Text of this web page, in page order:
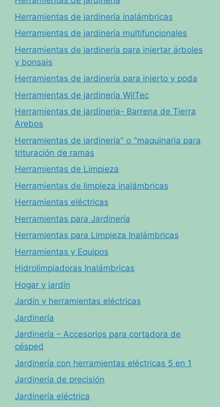
Herramientas de jardinería inalámbricas
Herramientas de jardinería multifuncionales
Herramientas de jardinería para injertar árboles
y bonsais
Herramientas de jardinería para injerto y poda
Herramientas de jardinería WilTec
Herramientas de jardinería- Barrena de Tierra
Arebos
Herramientas de jardinería" o "maquinaria para
trituración de ramas
Herramientas de Limpieza
Herramientas de limpieza inalámbricas
Herramientas eléctricas
Herramientas para Jardinería
Herramientas para Limpieza Inalámbricas
Herramientas y Equipos
Hidrolimpiadoras Inalámbricas
Hogar y jardín
Jardín y herramientas eléctricas
Jardinería
Jardinería – Accesorios para cortadora de
césped
Jardinería con herramientas eléctricas 5 en 1
Jardinería de precisión
Jardinería eléctrica